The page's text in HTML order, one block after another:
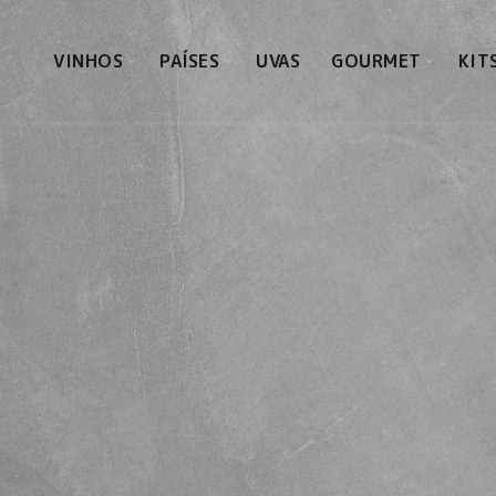
VINHOS PAÍSES UVAS GOURMET